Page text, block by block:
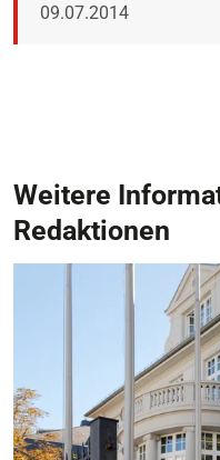
Veröffentlicht am:
09.07.2014
Weitere
Redaktionen